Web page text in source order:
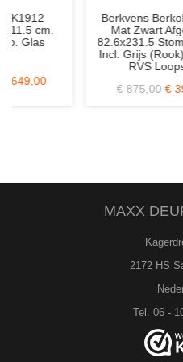
Berkvens Berkolight 702
Mat Zwart Afgewerkt
82.6x231.5 Stomp Rechts
Incl. Grijs (Rook) Glas en
RVS Loopslot
€ 399,00
MAXX
2172 HS
Tel. 06 -